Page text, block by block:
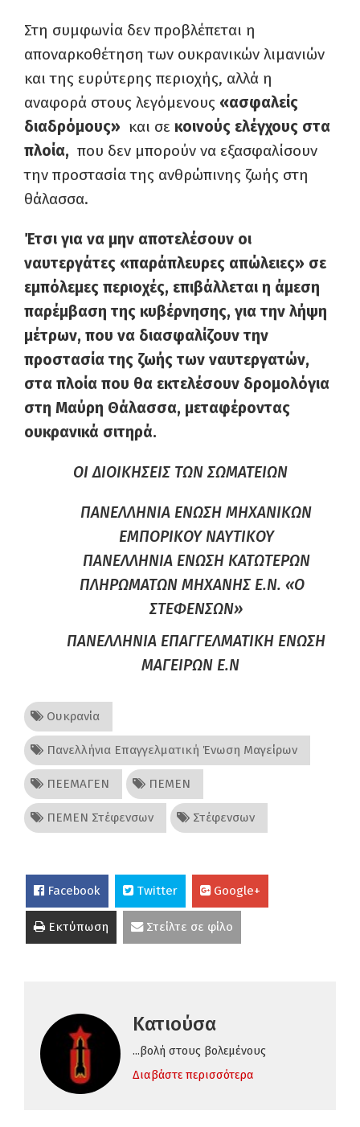
Στη συμφωνία δεν προβλέπεται η
αποναρκοθέτηση των ουκρανικών λιμανιών
και της ευρύτερης περιοχής, αλλά η
αναφορά στους λεγόμενους «ασφαλείς
διαδρόμους» και σε κοινούς ελέγχους στα
πλοία, που δεν μπορούν να εξασφαλίσουν
την προστασία της ανθρώπινης ζωής στη
θάλασσα.
Έτσι για να μην αποτελέσουν οι
ναυτεργάτες «παράπλευρες απώλειες» σε
εμπόλεμες περιοχές, επιβάλλεται η άμεση
παρέμβαση της κυβέρνησης, για την λήψη
μέτρων, που να διασφαλίζουν την
προστασία της ζωής των ναυτεργατών,
στα πλοία που θα εκτελέσουν δρομολόγια
στη Μαύρη Θάλασσα, μεταφέροντας
ουκρανικά σιτηρά.
ΟΙ ΔΙΟΙΚΗΣΕΙΣ ΤΩΝ ΣΩΜΑΤΕΙΩΝ
ΠΑΝΕΛΛΗΝΙΑ ΕΝΩΣΗ ΜΗΧΑΝΙΚΩΝ
ΕΜΠΟΡΙΚΟΥ ΝΑΥΤΙΚΟΥ
ΠΑΝΕΛΛΗΝΙΑ ΕΝΩΣΗ ΚΑΤΩΤΕΡΩΝ
ΠΛΗΡΩΜΑΤΩΝ ΜΗΧΑΝΗΣ Ε.Ν. «Ο
ΣΤΕΦΕΝΣΩΝ»
ΠΑΝΕΛΛΗΝΙΑ ΕΠΑΓΓΕΛΜΑΤΙΚΗ ΕΝΩΣΗ
ΜΑΓΕΙΡΩΝ Ε.Ν
Ουκρανία
Πανελλήνια Επαγγελματική Ένωση Μαγείρων
ΠΕΕΜΑΓΕΝ ΠΕΜΕΝ
ΠΕΜΕΝ Στέφενσων Στέφενσων
Facebook Twitter Google+
Εκτύπωση Στείλτε σε φίλο
Κατιούσα
...βολή στους βολεμένους
Διαβάστε περισσότερα